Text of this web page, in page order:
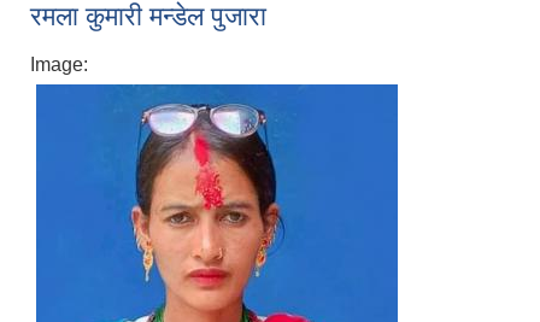
रमला कुमारी मन्डेल पुजारा
Image: